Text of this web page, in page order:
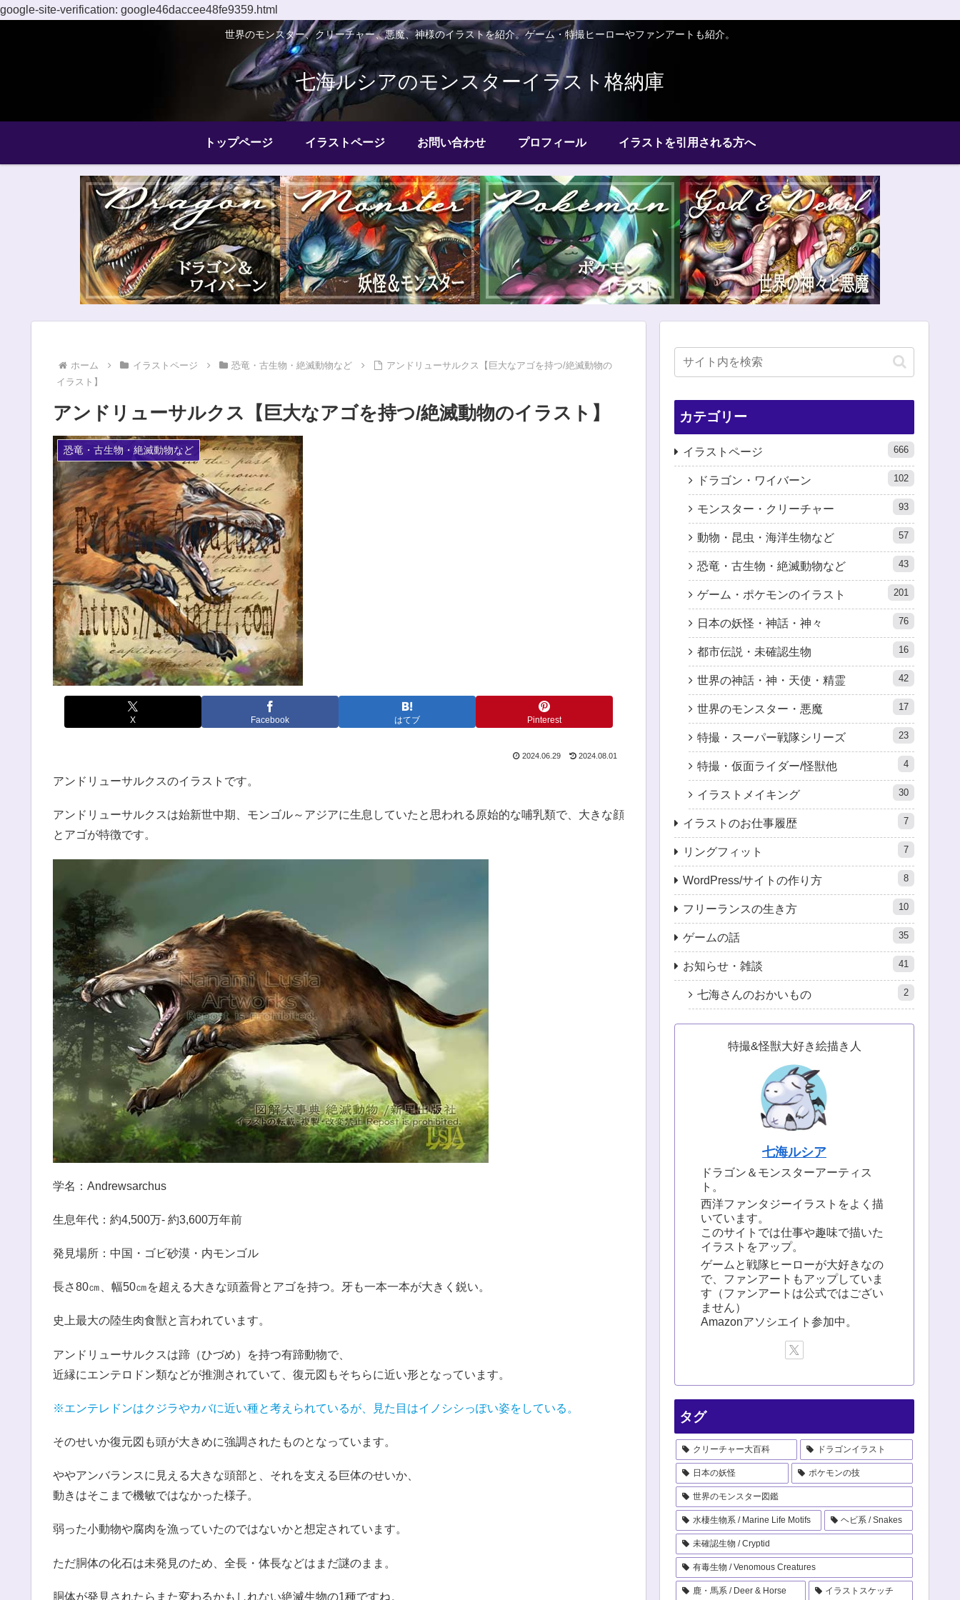
google-site-verification: google46daccee48fe9359.html
世界のモンスター、クリーチャー、悪魔、神様のイラストを紹介。ゲーム・特撮ヒーローやファンアートも紹介。
七海ルシアのモンスターイラスト格納庫
トップページ イラストページ お問い合わせ プロフィール イラストを引用される方へ
ホーム イラストページ 恐竜・古生物・絶滅動物など
アンドリューサルクス【巨大なアゴを持つ/絶滅動物の
イラスト】
アンドリューサルクス【巨大なアゴを持つ/絶滅動物のイラスト】
恐竜・古生物・絶滅動物など
X Facebook はてブ Pinterest
2024.06.29 2024.08.01
アンドリューサルクスのイラストです。
アンドリューサルクスは始新世中期、モンゴル～アジアに生息していたと思われる原始的な哺乳類で、大きな顔
とアゴが特徴です。
学名：Andrewsarchus
生息年代：約4,500万- 約3,600万年前
発見場所：中国・ゴビ砂漠・内モンゴル
長さ80㎝、幅50㎝を超える大きな頭蓋骨とアゴを持つ。牙も一本一本が大きく鋭い。
史上最大の陸生肉食獣と言われています。
アンドリューサルクスは蹄（ひづめ）を持つ有蹄動物で、
近縁にエンテロドン類などが推測されていて、復元図もそちらに近い形となっています。
※エンテレドンはクジラやカバに近い種と考えられているが、見た目はイノシシっぽい姿をしている。
そのせいか復元図も頭が大きめに強調されたものとなっています。
ややアンバランスに見える大きな頭部と、それを支える巨体のせいか、
動きはそこまで機敏ではなかった様子。
弱った小動物や腐肉を漁っていたのではないかと想定されています。
ただ胴体の化石は未発見のため、全長・体長などはまだ謎のまま。
胴体が発見されたらまた変わるかもしれない絶滅生物の1種ですね。
カテゴリー
イラストページ 666
ドラゴン・ワイバーン 102
モンスター・クリーチャー 93
動物・昆虫・海洋生物など 57
恐竜・古生物・絶滅動物など 43
ゲーム・ポケモンのイラスト 201
日本の妖怪・神話・神々 76
都市伝説・未確認生物 16
世界の神話・神・天使・精霊 42
世界のモンスター・悪魔 17
特撮・スーパー戦隊シリーズ 23
特撮・仮面ライダー/怪獣他 4
イラストメイキング 30
イラストのお仕事履歴 7
リングフィット 7
WordPress/サイトの作り方 8
フリーランスの生き方 10
ゲームの話 35
お知らせ・雑談 41
七海さんのおかいもの 2
特撮&怪獣大好き絵描き人
七海ルシア
ドラゴン＆モンスターアーティス
ト。
西洋ファンタジーイラストをよく描
いています。
このサイトでは仕事や趣味で描いた
イラストをアップ。
ゲームと戦隊ヒーローが大好きなの
で、ファンアートもアップしていま
す（ファンアートは公式ではござい
ません）
Amazonアソシエイト参加中。
タグ
クリーチャー大百科 ドラゴンイラスト
日本の妖怪 ポケモンの技
世界のモンスター図鑑
水棲生物系 / Marine Life Motifs ヘビ系 / Snakes
未確認生物 / Cryptid
有毒生物 / Venomous Creatures
鹿・馬系 / Deer & Horse イラストスケッチ